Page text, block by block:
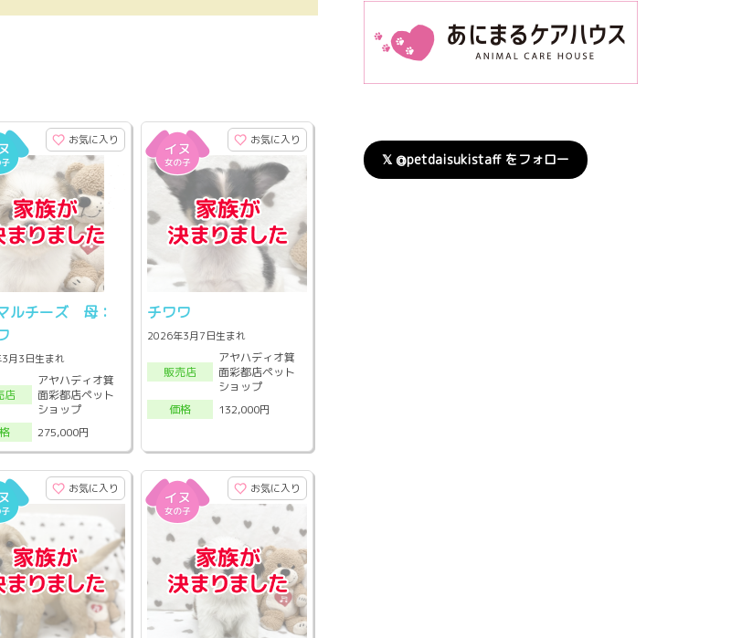
お気に入り
ルチーズ 母：
月3日生まれ
店
アヤハディオ箕
面彩都店ペット
ショップ
275,000円
お気に入り
チワワ
2026年3月7日生まれ
販売店
アヤハディオ箕
面彩都店ペット
ショップ
価格
132,000円
お気に入り お気に入り
𝕏 @petdaisukistaff をフォロー